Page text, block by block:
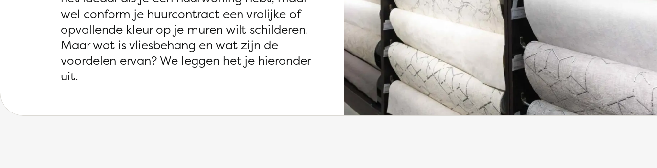
wel conform je huurcontract een vrolijke of
opvallende kleur op je muren wilt schilderen.
Maar wat is vliesbehang en wat zijn de
voordelen ervan? We leggen het je hieronder
uit.